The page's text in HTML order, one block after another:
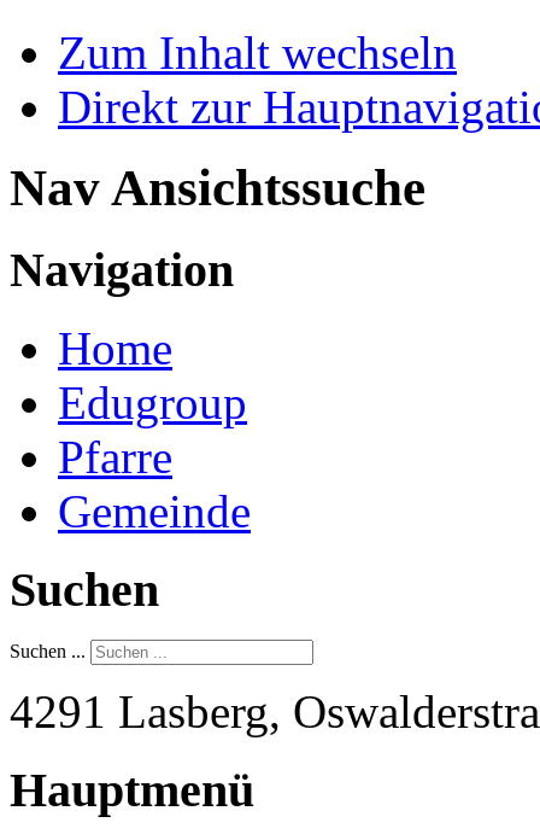
Zum Inhalt wechseln
Direkt zur
Nav Ansichtssuche
Navigation
Home
Edugroup
Pfarre
Gemeinde
Suchen
Suchen ...
4291 Lasberg,
Hauptmenü